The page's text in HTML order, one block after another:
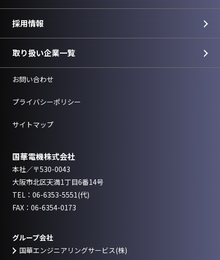
採用情報
取り扱い企業一覧
お問い合わせ
プライバシーポリシー
サイトマップ
国華電機株式会社
本社／〒530-0043
大阪市北区天満1丁目6番14号
TEL： 06-6353-5551(代)
FAX：06-6354-0173
グループ会社
国華エンジニアリングサービス(株)